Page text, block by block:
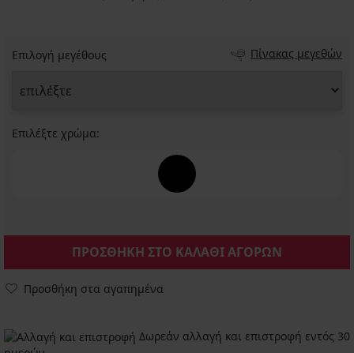
Επιλογή μεγέθους Πίνακας μεγεθών
Επιλέξτε χρώμα:
ΠΡΟΣΘΗΚΗ ΣΤΟ ΚΑΛΑΘΙ ΑΓΟΡΩΝ
Προσθήκη στα αγαπημένα
Δωρεάν αλλαγή και επιστροφή εντός 30